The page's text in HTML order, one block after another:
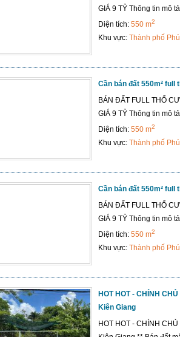
GIÁ 9 TỶ Thông tin mô
Diện tích: 550 m2
Khu vực: Thành phố
Cần bán đất 550m²
BÁN ĐẤT FULL THỔ
GIÁ 9 TỶ Thông tin mô
Diện tích: 550 m2
Khu vực: Thành phố
Cần bán đất 550m²
BÁN ĐẤT FULL THỔ
GIÁ 9 TỶ Thông tin mô
Diện tích: 550 m2
Khu vực: Thành phố
HOT HOT - CHÍNH
Kiên Giang
HOT HOT - CHÍNH